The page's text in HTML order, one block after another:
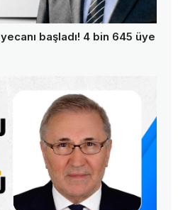
başladı! 4 bin 645 üye